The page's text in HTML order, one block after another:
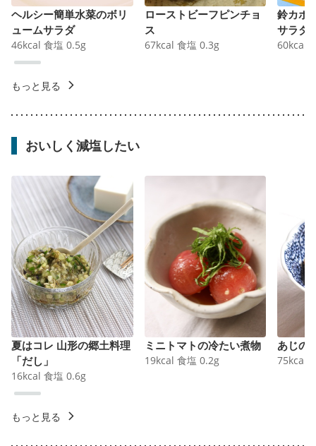
ヘルシー簡単水菜のボリ
ュームサラダ
46kcal 食塩 0.5g
ローストビーフピンチョ
ス
67kcal 食塩 0.3g
鈴カボ
サラダ
60kcal
もっと見る
おいしく減塩したい
夏はコレ 山形の郷土料理
「だし」
16kcal 食塩 0.6g
ミニトマトの冷たい煮物
19kcal 食塩 0.2g
あじの
75kcal
もっと見る